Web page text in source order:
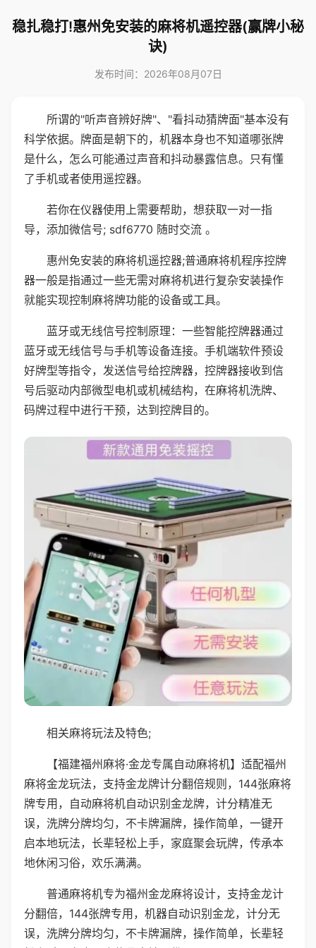
稳扎稳打!惠州免安装的麻将机遥控器(赢牌小秘
诀)
发布时间：2026年08月07日
所谓的"听声音辨好牌"、"看抖动猜牌面"基本没有
科学依据。牌面是朝下的，机器本身也不知道哪张牌
是什么，怎么可能通过声音和抖动暴露信息。只有懂
了手机或者使用遥控器。
若你在仪器使用上需要帮助，想获取一对一指
导，添加微信号; sdf6770 随时交流 。
惠州免安装的麻将机遥控器;普通麻将机程序控牌
器一般是指通过一些无需对麻将机进行复杂安装操作
就能实现控制麻将牌功能的设备或工具。
蓝牙或无线信号控制原理：一些智能控牌器通过
蓝牙或无线信号与手机等设备连接。手机端软件预设
好牌型等指令，发送信号给控牌器，控牌器接收到信
号后驱动内部微型电机或机械结构，在麻将机洗牌、
码牌过程中进行干预，达到控牌目的。
相关麻将玩法及特色;
【福建福州麻将·金龙专属自动麻将机】适配福州
麻将金龙玩法，支持金龙牌计分翻倍规则，144张麻将
牌专用，自动麻将机自动识别金龙牌，计分精准无
误，洗牌分牌均匀，不卡牌漏牌，操作简单，一键开
启本地玩法，长辈轻松上手，家庭聚会玩牌，传承本
地休闲习俗，欢乐满满。
普通麻将机专为福州金龙麻将设计，支持金龙计
分翻倍，144张牌专用，机器自动识别金龙，计分无
误，洗牌分牌均匀，不卡牌漏牌，操作简单，长辈轻